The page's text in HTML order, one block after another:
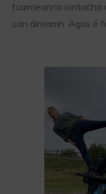
fuaimeanna iontacha
san áireamh. Agus é